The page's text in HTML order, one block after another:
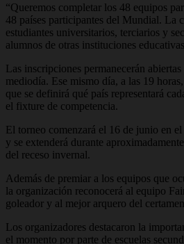
“Queremos completar los 48 equipos
48 países participantes del Mundial. La
estudiantes universitarios, terciarios y
alumnos de otras instituciones
Las inscripciones permanecerán
mediodía. Ese mismo día, a las 19
que se definirá qué país representará
el fixture de competencia.
El torneo comenzará el 16 de junio en
y se extenderá durante
del receso invernal.
Además de premiar a los equipos que
la organización reconocerá al equipo
goleador y al mejor arquero del
Los organizadores destacaron la
el momento por parte de escuelas